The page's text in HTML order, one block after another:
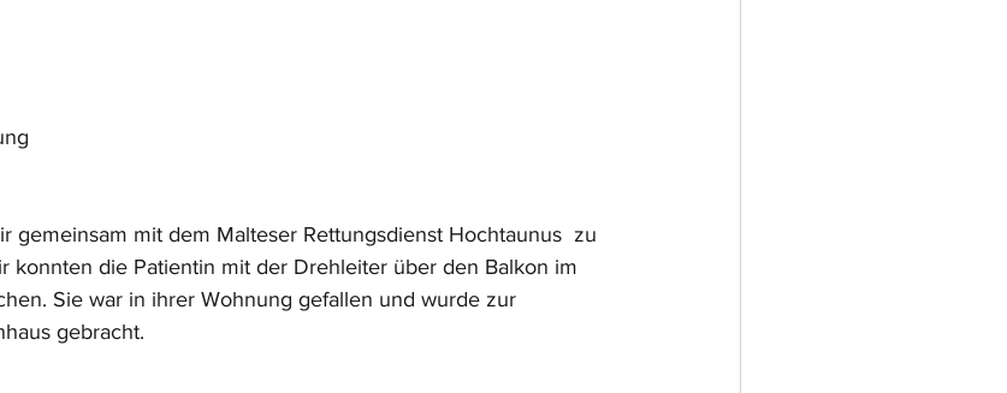
gemeinsam mit dem Malteser Rettungsdienst Hochtaunus  zu
konnten die Patientin mit der Drehleiter über den Balkon im
Sie war in ihrer Wohnung gefallen und wurde zur
gebracht.